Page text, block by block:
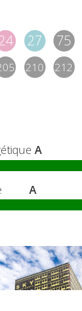
27 75
210 212
A
A